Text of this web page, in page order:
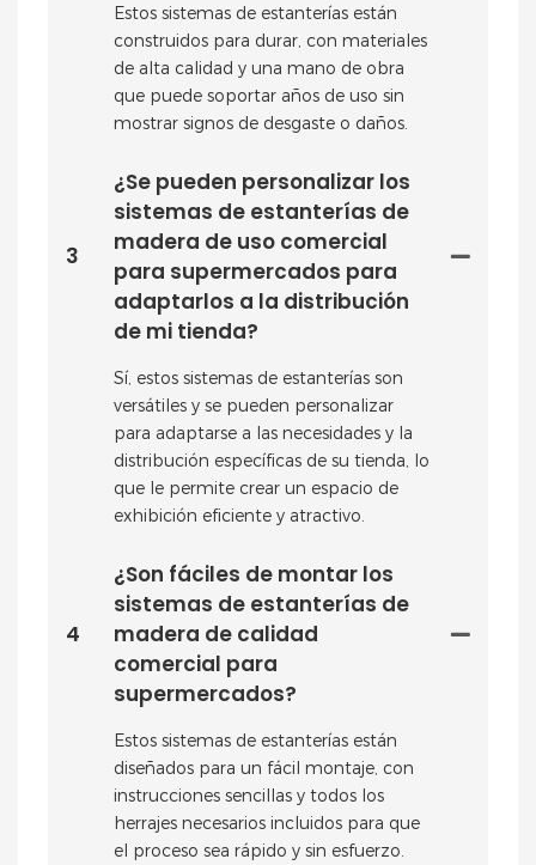
Estos sistemas de estanterías están
construidos para durar, con materiales
de alta calidad y una mano de obra
que puede soportar años de uso sin
mostrar signos de desgaste o daños.
3
¿Se pueden personalizar los
sistemas de estanterías de
madera de uso comercial
para supermercados para
adaptarlos a la distribución
de mi tienda?
Sí, estos sistemas de estanterías son
versátiles y se pueden personalizar
para adaptarse a las necesidades y la
distribución específicas de su tienda, lo
que le permite crear un espacio de
exhibición eficiente y atractivo.
4
¿Son fáciles de montar los
sistemas de estanterías de
madera de calidad
comercial para
supermercados?
Estos sistemas de estanterías están
diseñados para un fácil montaje, con
instrucciones sencillas y todos los
herrajes necesarios incluidos para que
el proceso sea rápido y sin esfuerzo.